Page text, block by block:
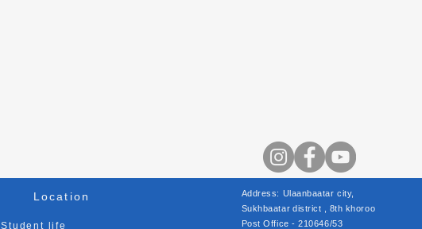
Student life
Location
Address: Ulaanbaatar city,
Sukhbaatar district
, 8th khoroo
Post Office - 210646/53